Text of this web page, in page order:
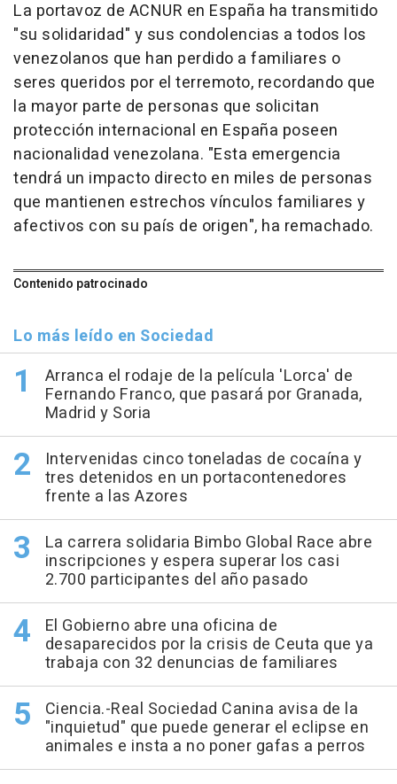
La portavoz de ACNUR en España ha transmitido
"su solidaridad" y sus condolencias a todos los
venezolanos que han perdido a familiares o
seres queridos por el terremoto, recordando que
la mayor parte de personas que solicitan
protección internacional en España poseen
nacionalidad venezolana. "Esta emergencia
tendrá un impacto directo en miles de personas
que mantienen estrechos vínculos familiares y
afectivos con su país de origen", ha remachado.
Contenido patrocinado
Lo más leído en Sociedad
Arranca el rodaje de la película 'Lorca' de
Fernando Franco, que pasará por Granada,
Madrid y Soria
Intervenidas cinco toneladas de cocaína y
tres detenidos en un portacontenedores
frente a las Azores
La carrera solidaria Bimbo Global Race abre
inscripciones y espera superar los casi
2.700 participantes del año pasado
El Gobierno abre una oficina de
desaparecidos por la crisis de Ceuta que ya
trabaja con 32 denuncias de familiares
Ciencia.-Real Sociedad Canina avisa de la
"inquietud" que puede generar el eclipse en
animales e insta a no poner gafas a perros